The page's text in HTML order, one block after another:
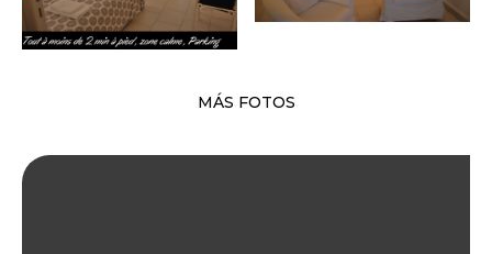
MÁS FOTOS